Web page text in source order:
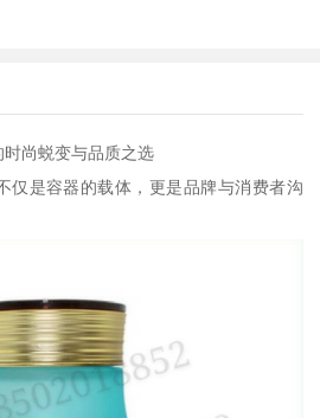
尚蜕变与品质之选
仅是容器的载体，更是品牌与消费者沟